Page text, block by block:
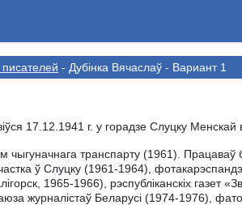
- Дубінка Вячаслаў - Вариант 1
17.12.1941 г. у горадзе Слуцку Менскай
чыгуначнага транспарту (1961).
ў Слуцку (1961-1964),
1965-1966), рэспубліканскіх газет
журналістаў Беларусі (1974-1976),